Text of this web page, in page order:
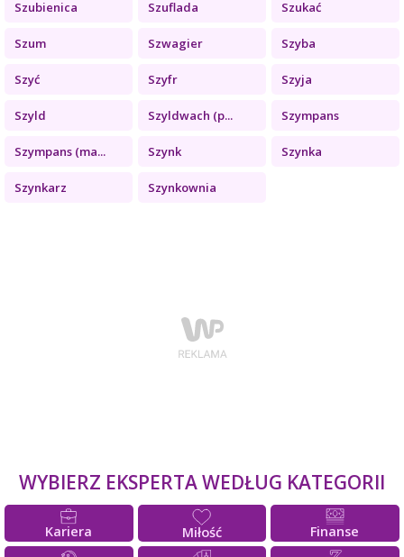
Szubienica Szuflada Szukać
Szum Szwagier Szyba
Szyć Szyfr Szyja
Szyld Szyldwach (p... Szympans
Szympans (ma... Szynk Szynka
Szynkarz Szynkownia
WYBIERZ EKSPERTA WEDŁUG KATEGORII
Kariera Miłość Finanse